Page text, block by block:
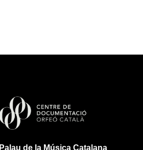
Palau de la Música Catalana